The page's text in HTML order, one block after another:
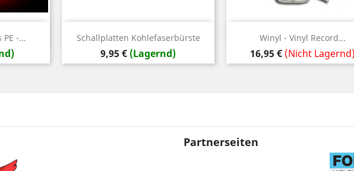
-... Schallplatten Kohlefaserbürste
Preis
9,95 € (Lagernd)
Vorschau Winyl - Vinyl Record...
Preis
16,95 € (Nicht Lagernd)
 Vorschau
Partnerseiten